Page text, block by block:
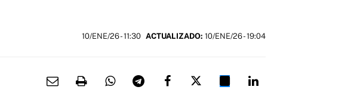
10/ENE/26- 11:30 ACTUALIZADO: 10/ENE/26 - 19:04